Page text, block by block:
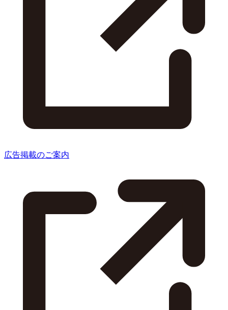
広告掲載のご案内